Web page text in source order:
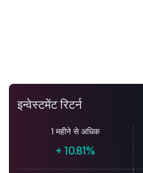
इन्वेस्टमेंट रिटर्न
1 महीने से अधिक
+ 10.81%